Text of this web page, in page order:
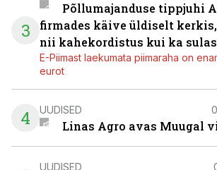
3
Põllumajanduse tippjuhi
firmades käive üldiselt
nii kahekordistus kui ka
E-Piimast laekumata piimaraha on
eurot
4 UUDISED
Linas Agro avas Muugal
UUDISED